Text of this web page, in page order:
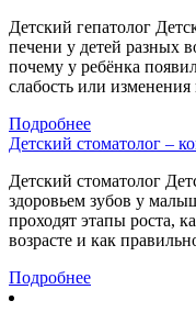
Детский гепатолог
печени у детей разных
почему у ребёнка
слабость или
Подробнее
Детский стоматолог –
Детский стоматолог
здоровьем зубов у
проходят этапы роста,
возрасте и как
Подробнее